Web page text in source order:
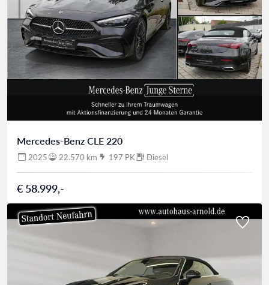
Mercedes-Benz CLE 220
2025 22.570 km 197 PK Diesel
€ 58.999,-